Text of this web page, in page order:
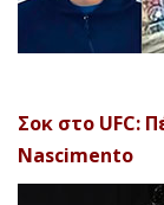
Σοκ στο UFC:
Nascimento